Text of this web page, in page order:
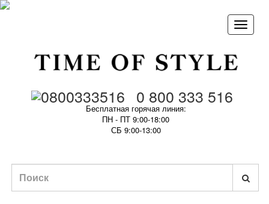
0 800 333 516
Бесплатная горячая линия:
ПН - ПТ 9:00-18:00
СБ 9:00-13:00